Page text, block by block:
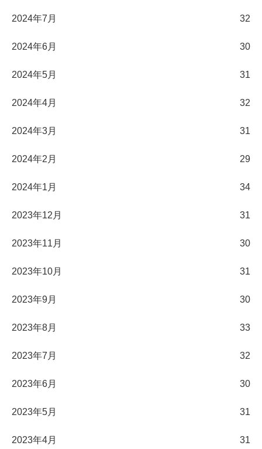
2024年7月 32
2024年6月 30
2024年5月 31
2024年4月 32
2024年3月 31
2024年2月 29
2024年1月 34
2023年12月 31
2023年11月 30
2023年10月 31
2023年9月 30
2023年8月 33
2023年7月 32
2023年6月 30
2023年5月 31
2023年4月 31